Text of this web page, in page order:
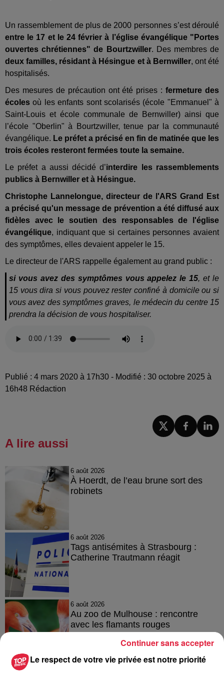
Un rassemblement de plus de 2000 personnes s’est déroulé
entre le 17 et le 24 février à l’église évangélique "Portes
ouvertes chrétiennes" de Bourtzwiller. Des membres de
deux familles, résidant à Hésingue et à Bernwiller, ont été
hospitalisés.
Des mesures de précaution ont été prises :fermeture des
écoles où les enfants sont scolarisés (école "Emmanuel" à
Saint-Louis et école communale de Bernwiller) ainsi que
l’école "Oberlin" à Bourtzwiller, tenue par la communauté
évangélique. Le préfet a précisé en fin de matinée que les
trois écoles resteront fermées toute la semaine.
Le préfet a aussi décidé d’interdire les rassemblements
publics à Bernwiller et à Hésingue.
Christophe Lannelongue, directeur de l'ARS Grand Est
a précisé qu'un message de prévention a été diffusé aux
fidèles avec le soutien des responsables de l'église
évangélique, indiquant que si certaines personnes avaient
des symptômes, elles devaient appeler le 15.
Le directeur de l'ARS rappelle également au grand public :
si vous avez des symptômes vous appelez le 15, et le
15 vous dira si vous pouvez rester confiné à domicile ou si
vous avez des symptômes graves, le médecin du centre 15
prendra la décision de vous hospitaliser.
Publié : 4 mars 2020 à 17h30 - Modifié : 30 octobre 2025 à
16h48 Rédaction
A lire aussi
6 août 2026
À Hoerdt, de l’eau brune sort des
robinets
6 août 2026
Tags antisémites à Strasbourg :
Catherine Trautmann réagit
6 août 2026
Au zoo de Mulhouse : rencontre
avec les flamants rouges
Le respect de votre vie privée est notre priorité
Continuer sans accepter